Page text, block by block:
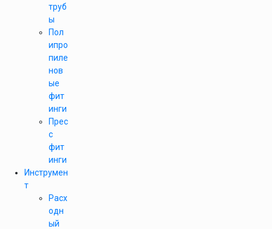
труб
ы
Пол
ипро
пиле
нов
ые
фит
инги
Прес
с
фит
инги
Инструмен
т
Расх
одн
ый